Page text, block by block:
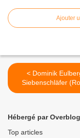
Ajouter
< Dominik Eulberg -
Siebenschläfer
Wruhme
Hébergé par Overblog
Top articles